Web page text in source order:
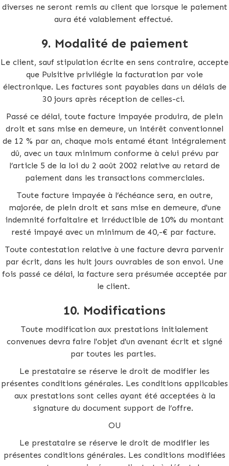
diverses ne seront remis au client que lorsque le paiement
aura été valablement effectué.
9. Modalité de paiement
Le client, sauf stipulation écrite en sens contraire, accepte
que Pulsitive privilégie la facturation par voie
électronique. Les factures sont payables dans un délais de
30 jours après réception de celles-ci.
Passé ce délai, toute facture impayée produira, de plein
droit et sans mise en demeure, un intérêt conventionnel
de 12 % par an, chaque mois entamé étant intégralement
dû, avec un taux minimum conforme à celui prévu par
l’article 5 de la loi du 2 août 2002 relative au retard de
paiement dans les transactions commerciales.
Toute facture impayée à l’échéance sera, en outre,
majorée, de plein droit et sans mise en demeure, d'une
indemnité forfaitaire et irréductible de 10% du montant
resté impayé avec un minimum de 40,-€ par facture.
Toute contestation relative à une facture devra parvenir
par écrit, dans les huit jours ouvrables de son envoi. Une
fois passé ce délai, la facture sera présumée acceptée par
le client.
10. Modifications
Toute modification aux prestations initialement
convenues devra faire l'objet d'un avenant écrit et signé
par toutes les parties.
Le prestataire se réserve le droit de modifier les
présentes conditions générales. Les conditions applicables
aux prestations sont celles ayant été acceptées à la
signature du document support de l’offre.
OU
Le prestataire se réserve le droit de modifier les
présentes conditions générales. Les conditions modifiées